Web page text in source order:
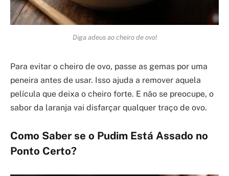
Diga adeus ao cheiro de ovo!
Para evitar o cheiro de ovo, passe as gemas por uma
peneira antes de usar. Isso ajuda a remover aquela
película que deixa o cheiro forte. E não se preocupe, o
sabor da laranja vai disfarçar qualquer traço de ovo.
Como Saber se o Pudim Está Assado no
Ponto Certo?